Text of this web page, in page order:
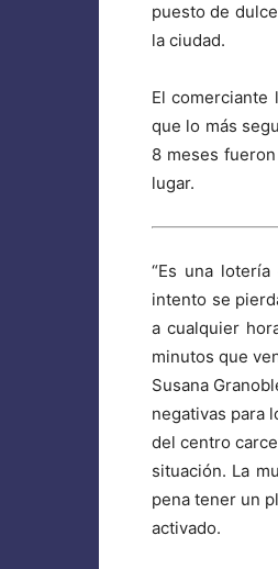
puesto de
la ciudad.
El comerciante
que lo más
8 meses
lugar.
“Es una
intento se
a cualquier
minutos que
Susana
negativas para
del centro
situación. La
pena tener un
activado.